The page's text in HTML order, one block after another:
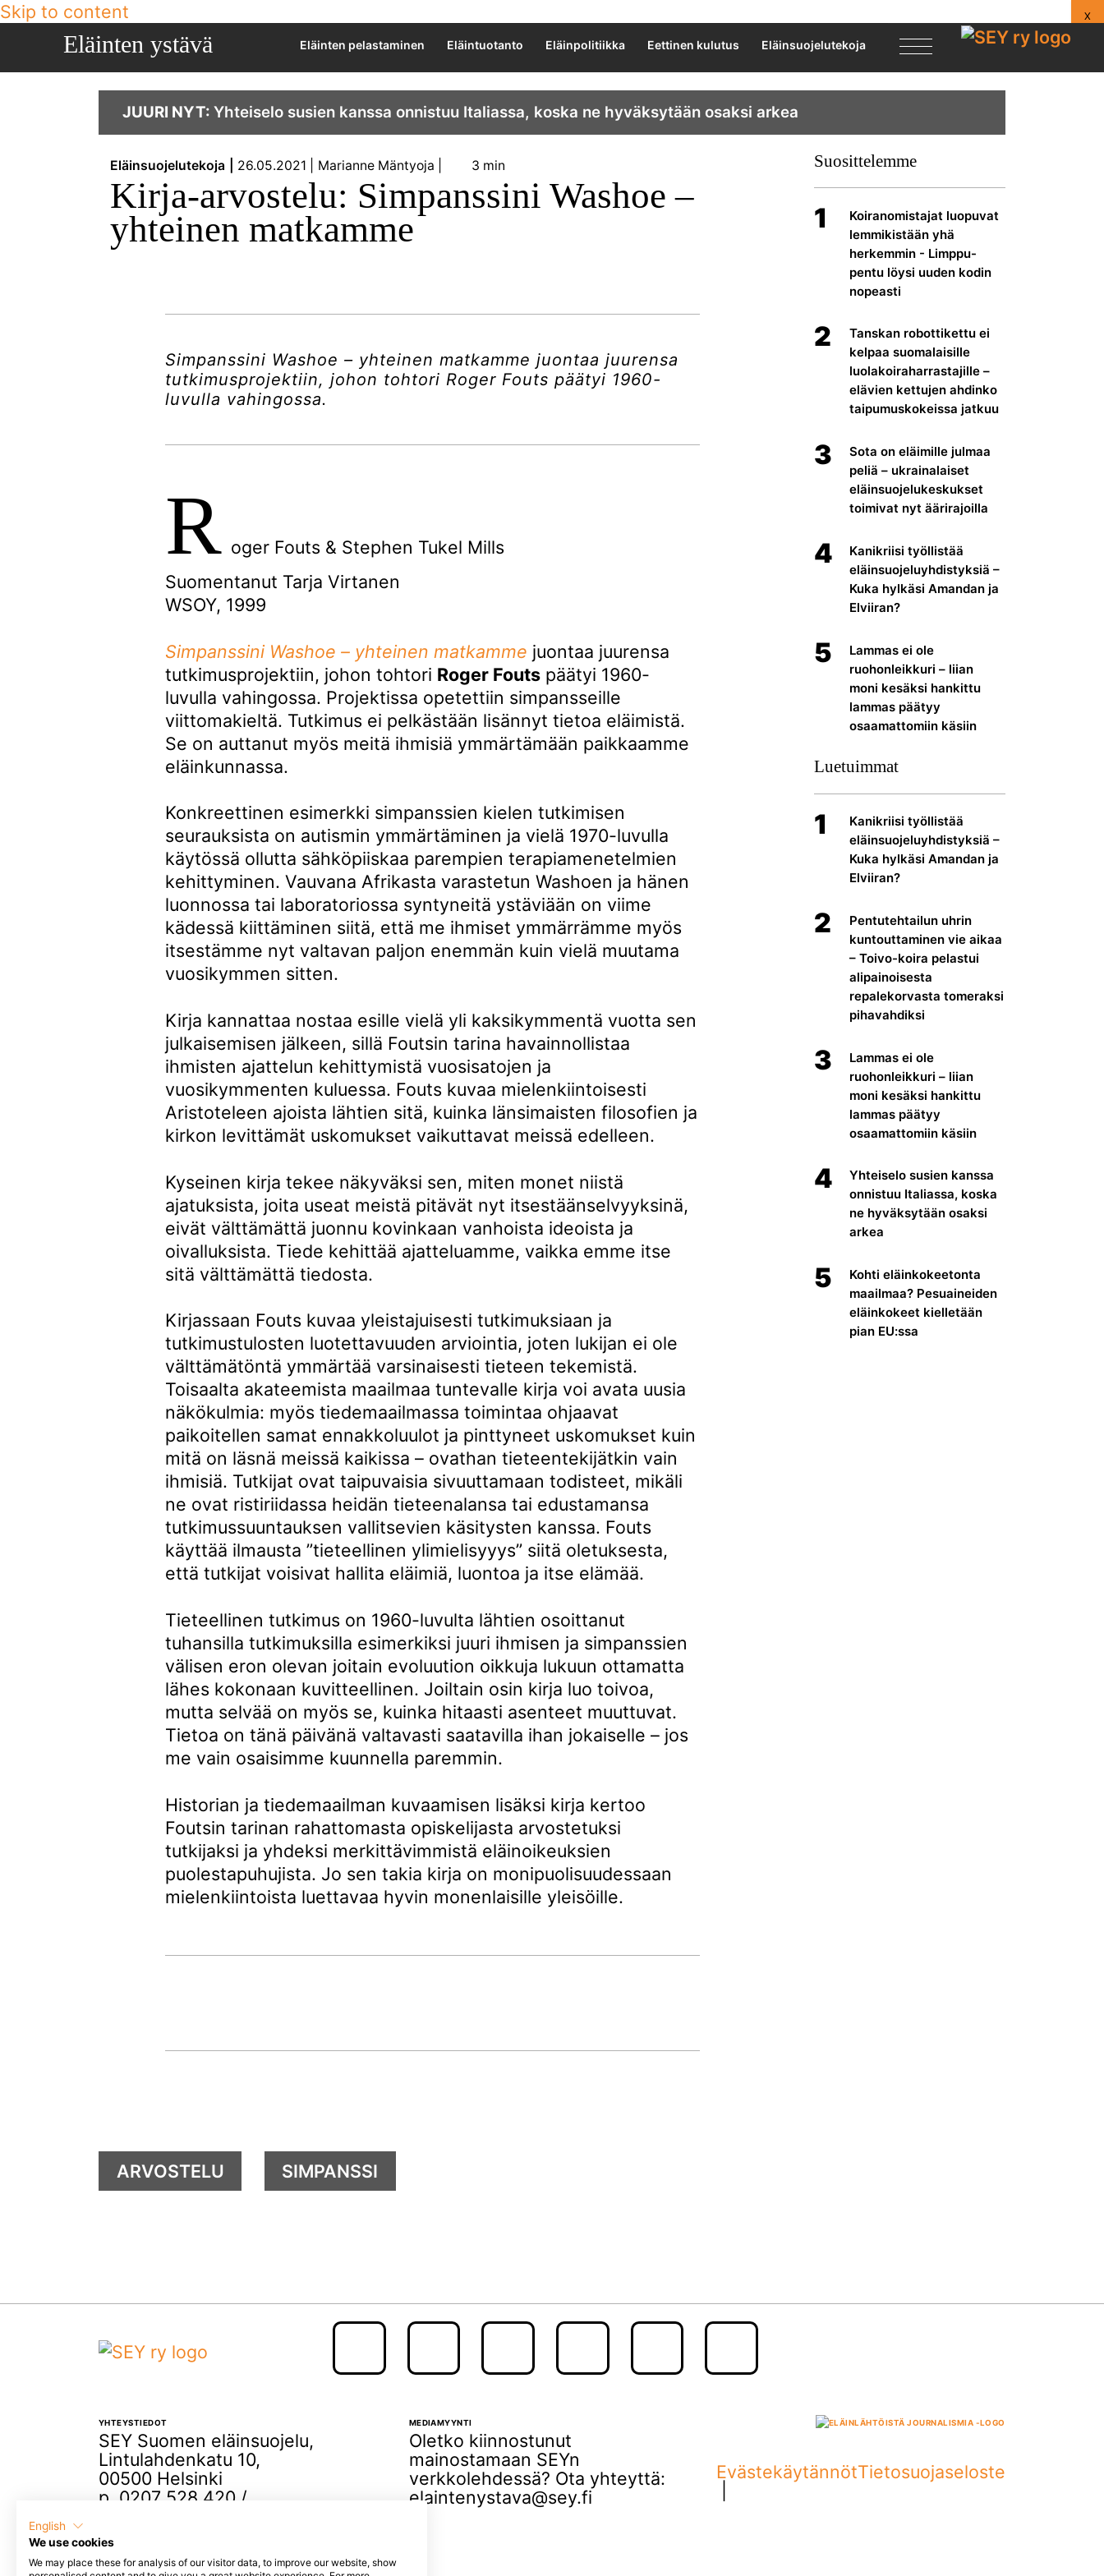
Skip to content
Eläinten ystävä Eläinten pelastaminen Eläintuotanto Eläinpolitiikka Eettinen kulutus Eläinsuojelutekoja
JUURI NYT: Yhteiselo susien kanssa onnistuu Italiassa, koska ne hyväksytään osaksi arkea
Eläinsuojelutekoja 26.05.2021 Marianne Mäntyoja 3 min
Kirja-arvostelu: Simpanssini Washoe –
yhteinen matkamme
Simpanssini Washoe – yhteinen matkamme juontaa juurensa
tutkimusprojektiin, johon tohtori Roger Fouts päätyi 1960-
luvulla vahingossa.
R oger Fouts & Stephen Tukel Mills
Suomentanut Tarja Virtanen
WSOY, 1999
Simpanssini Washoe – yhteinen matkamme juontaa juurensa
tutkimusprojektiin, johon tohtori Roger Fouts päätyi 1960-
luvulla vahingossa. Projektissa opetettiin simpansseille
viittomakieltä. Tutkimus ei pelkästään lisännyt tietoa eläimistä.
Se on auttanut myös meitä ihmisiä ymmärtämään paikkaamme
eläinkunnassa.
Konkreettinen esimerkki simpanssien kielen tutkimisen
seurauksista on autismin ymmärtäminen ja vielä 1970-luvulla
käytössä ollutta sähköpiiskaa parempien terapiamenetelmien
kehittyminen. Vauvana Afrikasta varastetun Washoen ja hänen
luonnossa tai laboratoriossa syntyneitä ystäviään on viime
kädessä kiittäminen siitä, että me ihmiset ymmärrämme myös
itsestämme nyt valtavan paljon enemmän kuin vielä muutama
vuosikymmen sitten.
Kirja kannattaa nostaa esille vielä yli kaksikymmentä vuotta sen
julkaisemisen jälkeen, sillä Foutsin tarina havainnollistaa
ihmisten ajattelun kehittymistä vuosisatojen ja
vuosikymmenten kuluessa. Fouts kuvaa mielenkiintoisesti
Aristoteleen ajoista lähtien sitä, kuinka länsimaisten filosofien ja
kirkon levittämät uskomukset vaikuttavat meissä edelleen.
Kyseinen kirja tekee näkyväksi sen, miten monet niistä
ajatuksista, joita useat meistä pitävät nyt itsestäänselvyyksinä,
eivät välttämättä juonnu kovinkaan vanhoista ideoista ja
oivalluksista. Tiede kehittää ajatteluamme, vaikka emme itse
sitä välttämättä tiedosta.
Kirjassaan Fouts kuvaa yleistajuisesti tutkimuksiaan ja
tutkimustulosten luotettavuuden arviointia, joten lukijan ei ole
välttämätöntä ymmärtää varsinaisesti tieteen tekemistä.
Toisaalta akateemista maailmaa tuntevalle kirja voi avata uusia
näkökulmia: myös tiedemaailmassa toimintaa ohjaavat
paikoitellen samat ennakkoluulot ja pinttyneet uskomukset kuin
mitä on läsnä meissä kaikissa – ovathan tieteentekijätkin vain
ihmisiä. Tutkijat ovat taipuvaisia sivuuttamaan todisteet, mikäli
ne ovat ristiriidassa heidän tieteenalansa tai edustamansa
tutkimussuuntauksen vallitsevien käsitysten kanssa. Fouts
käyttää ilmausta ”tieteellinen ylimielisyyys” siitä oletuksesta,
että tutkijat voisivat hallita eläimiä, luontoa ja itse elämää.
Tieteellinen tutkimus on 1960-luvulta lähtien osoittanut
tuhansilla tutkimuksilla esimerkiksi juuri ihmisen ja simpanssien
välisen eron olevan joitain evoluution oikkuja lukuun ottamatta
lähes kokonaan kuvitteellinen. Joiltain osin kirja luo toivoa,
mutta selvää on myös se, kuinka hitaasti asenteet muuttuvat.
Tietoa on tänä päivänä valtavasti saatavilla ihan jokaiselle – jos
me vain osaisimme kuunnella paremmin.
Historian ja tiedemaailman kuvaamisen lisäksi kirja kertoo
Foutsin tarinan rahattomasta opiskelijasta arvostetuksi
tutkijaksi ja yhdeksi merkittävimmistä eläinoikeuksien
puolestapuhujista. Jo sen takia kirja on monipuolisuudessaan
mielenkiintoista luettavaa hyvin monenlaisille yleisöille.
ARVOSTELU SIMPANSSI
Suosittelemme
1
Koiranomistajat luopuvat
lemmikistään yhä
herkemmin - Limppu-
pentu löysi uuden kodin
nopeasti
2
Tanskan robottikettu ei
kelpaa suomalaisille
luolakoiraharrastajille –
elävien kettujen ahdinko
taipumuskokeissa jatkuu
3
Sota on eläimille julmaa
peliä – ukrainalaiset
eläinsuojelukeskukset
toimivat nyt äärirajoilla
4
Kanikriisi työllistää
eläinsuojeluyhdistyksiä –
Kuka hylkäsi Amandan ja
Elviiran?
5
Lammas ei ole
ruohonleikkuri – liian
moni kesäksi hankittu
lammas päätyy
osaamattomiin käsiin
Luetuimmat
1
Kanikriisi työllistää
eläinsuojeluyhdistyksiä –
Kuka hylkäsi Amandan ja
Elviiran?
2
Pentutehtailun uhrin
kuntouttaminen vie aikaa
– Toivo-koira pelastui
alipainoisesta
repalekorvasta tomeraksi
pihavahdiksi
3
Lammas ei ole
ruohonleikkuri – liian
moni kesäksi hankittu
lammas päätyy
osaamattomiin käsiin
4
Yhteiselo susien kanssa
onnistuu Italiassa, koska
ne hyväksytään osaksi
arkea
5
Kohti eläinkokeetonta
maailmaa? Pesuaineiden
eläinkokeet kielletään
pian EU:ssa
YHTEYSTIEDOT
SEY Suomen eläinsuojelu,
Lintulahdenkatu 10,
00500 Helsinki
p. 0207 528 420 /
MEDIAMYYNTI
Oletko kiinnostunut
mainostamaan SEYn
verkkolehdessä? Ota yhteyttä:
elaintenystava@sey.fi
EvästekäytännötTietosuojaseloste
X
English
We use cookies
We may place these for analysis of our visitor data, to improve our website, show